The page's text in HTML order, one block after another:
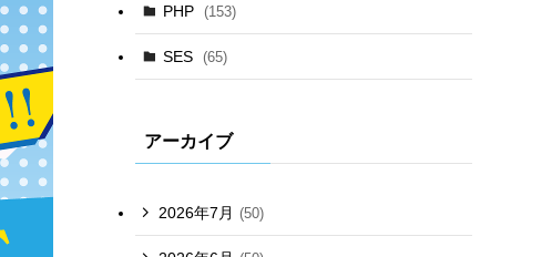
PHP (153)
SES (65)
アーカイブ
2026年7月 (50)